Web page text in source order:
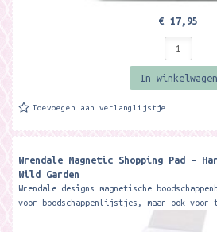
€ 17,95
In winkelwagen
Toevoegen aan verlanglijstje
Wrendale Magnetic Shopping Pad -
Wild Garden
Wrendale designs magnetische
voor boodschappenlijstjes, maar ook